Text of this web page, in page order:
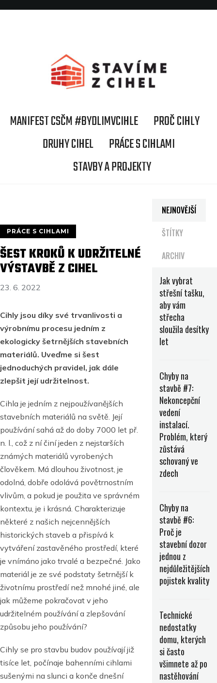
MANIFEST CSČM #BYDLIMVCIHLE
PROČ CIHLY
DRUHY CIHEL
PRÁCE S CIHLAMI
STAVBY A PROJEKTY
PRÁCE S CIHLAMI
ŠEST KROKŮ K UDRŽITELNÉ
VÝSTAVBĚ Z CIHEL
23. 6. 2022
Cihly jsou díky své trvanlivosti a
výrobnímu procesu jedním z
ekologicky šetrnějších stavebních
materiálů. Uveďme si šest
jednoduchých pravidel, jak dále
zlepšit její udržitelnost.
Cihla je jedním z nejpoužívanějších
stavebních materiálů na světě. Její
používání sahá až do doby 7000 let př.
n. l., což z ní činí jeden z nejstarších
známých materiálů vyrobených
člověkem. Má dlouhou životnost, je
odolná, dobře odolává povětrnostním
vlivům, a pokud je použita ve správném
kontextu, je i krásná. Charakterizuje
některé z našich nejcennějších
historických staveb a přispívá k
vytváření zastavěného prostředí, které
je vnímáno jako trvalé a bezpečné. Jako
materiál je ze své podstaty šetrnější k
životnímu prostředí než mnohé jiné, ale
jak můžeme pokračovat v jeho
udržitelném používání a zlepšování
způsobu jeho používání?
Cihly se pro stavbu budov používají již
tisíce let, počínaje bahenními cihlami
sušenými na slunci a konče dnešní
NEJNOVĚJŠÍ
ŠTÍTKY
ARCHIV
Jak vybrat
střešní tašku,
aby vám
střecha
sloužila desítky
let
Chyby na
stavbě #7:
Nekoncepční
vedení
instalací.
Problém, který
zůstává
schovaný ve
zdech
Chyby na
stavbě #6:
Proč je
stavební dozor
jednou z
nejdůležitějších
pojistek kvality
Technické
nedostatky
domu, kterých
si často
všimnete až po
nastěhování